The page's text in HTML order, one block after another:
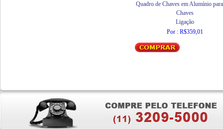
Quadro de Chaves em Alumínio
Chaves
Ligação
Por : R$359,01